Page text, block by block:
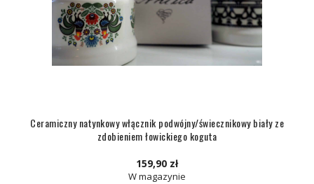
Ceramiczny natynkowy włącznik podwójny/świecznikowy biały ze
zdobieniem łowickiego koguta
159,90 zł
W magazynie